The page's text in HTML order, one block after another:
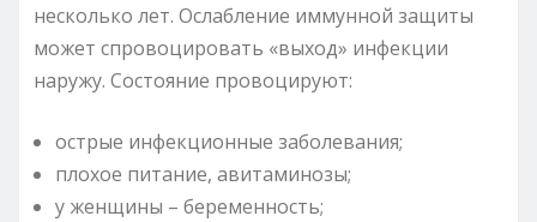
несколько лет. Ослабление иммунной защиты
может спровоцировать «выход» инфекции
наружу. Состояние провоцируют:
острые инфекционные заболевания;
плохое питание, авитаминозы;
у женщины – беременность;